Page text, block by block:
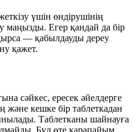
үшін өндірушінің
маңызды. Егер қандай да бір
— қабылдауды дереу
қажет.
сәйкес, ересек әйелдерге
және кешке бір таблеткадан
Таблетканы шайнауға